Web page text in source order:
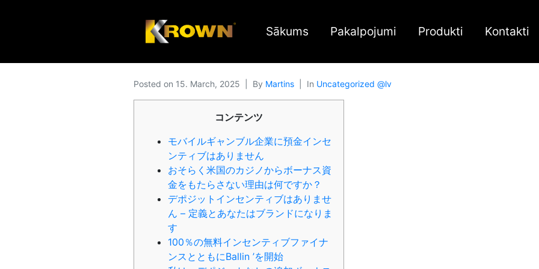
Sākums Pakalpojumi Produkti Kontakti
Posted on 15. March, 2025 By Martins In Uncategorized @lv
コンテンツ
モバイルギャンブル企業に預金インセ
ンティブはありません
おそらく米国のカジノからボーナス資
金をもたらさない理由は何ですか？
デポジットインセンティブはありませ
ん – 定義とあなたはブランドになりま
す
100％の無料インセンティブファイナ
ンスとともにBallin ’を開始